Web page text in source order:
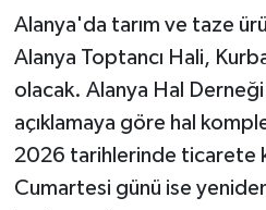
Alanya'da tarım ve taze
Alanya Toptancı Hali,
olacak. Alanya Hal Derneği
açıklamaya göre hal
2026 tarihlerinde ticarete
Cumartesi günü ise